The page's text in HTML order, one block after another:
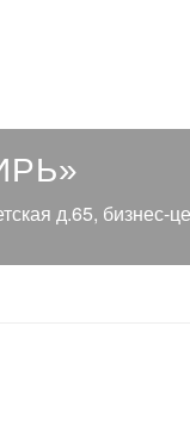
д.65, бизнес-